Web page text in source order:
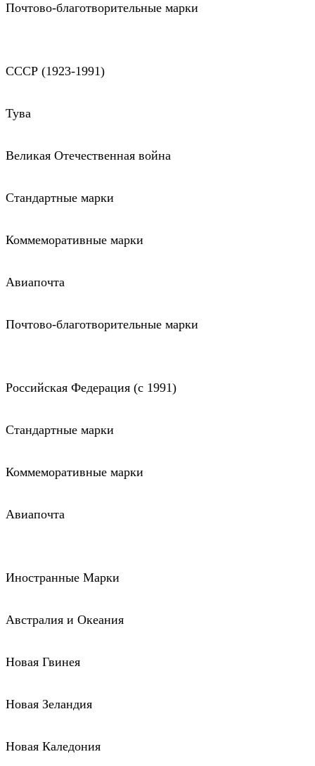
Почтово-благотворительные марки
СССР (1923-1991)
Тува
Великая Отечественная война
Стандартные марки
Коммеморативные марки
Авиапочта
Почтово-благотворительные марки
Российская Федерация (c 1991)
Стандартные марки
Коммеморативные марки
Авиапочта
Иностранные Марки
Австралия и Океания
Новая Гвинея
Новая Зеландия
Новая Каледония